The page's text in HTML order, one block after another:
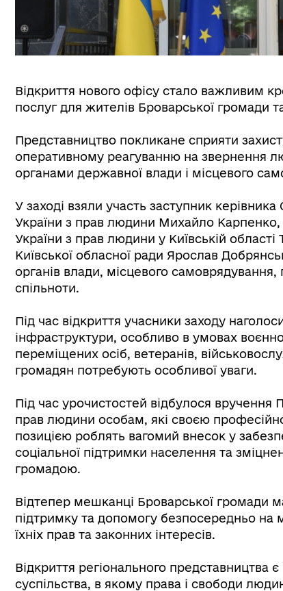
Відкриття нового офісу стало важливим
послуг для жителів Броварської громади
Представництво покликане сприяти
оперативному реагуванню на звернення
органами державної влади і місцевого
У заході взяли участь заступник
України з прав людини Михайло
України з прав людини у Київській
Київської обласної ради Ярослав
органів влади, місцевого самоврядування,
спільноти.
Під час відкриття учасники заходу
інфраструктури, особливо в умовах
переміщених осіб, ветеранів,
громадян потребують особливої уваги.
Під час урочистостей відбулося
прав людини особам, які своєю
позицією роблять вагомий внесок у
соціальної підтримки населення та
громадою.
Відтепер мешканці Броварської громади
підтримку та допомогу безпосередньо
їхніх прав та законних інтересів.
Відкриття регіонального
суспільства, в якому права і свободи